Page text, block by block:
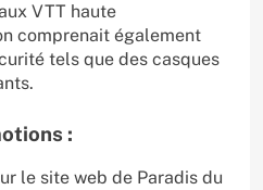
VTT haute
comprenait également
tels que des casques
:
le site web de Paradis du